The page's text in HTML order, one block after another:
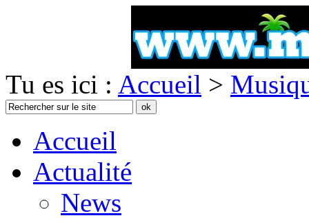
Tu es ici : Accueil >
Accueil
Actualité
News